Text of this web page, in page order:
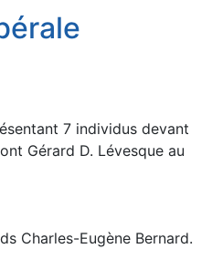
7 individus devant
Gérard D. Lévesque au
Charles-Eugène Bernard.